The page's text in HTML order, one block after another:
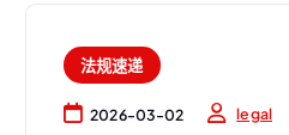
法规速递
2026-03-02 legal